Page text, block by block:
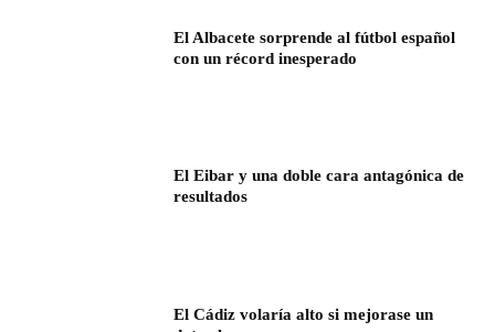
El Albacete sorprende al fútbol español
con un récord inesperado
El Eibar y una doble cara antagónica de
resultados
El Cádiz volaría alto si mejorase un